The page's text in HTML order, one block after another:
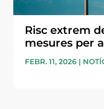
Risc extrem
mesures per
FEBR. 11, 2026 |